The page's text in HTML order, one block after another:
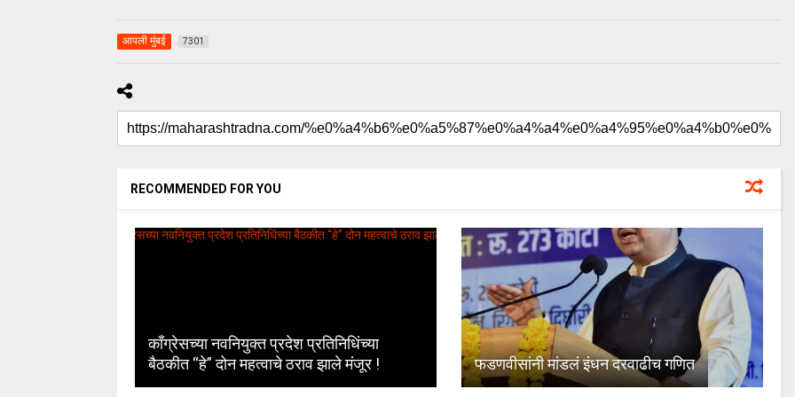
आपली मुंबई 7301
RECOMMENDED FOR YOU
काँग्रेसच्या नवनियुक्त प्रदेश प्रतिनिधिंच्या
बैठकीत “हे” दोन महत्वाचे ठराव झाले मंजूर !
फडणवीसांनी मांडलं इंधन दरवाढीच गणित
धाराशिव : निवडणुकीच्या कामात
हलगर्जीपणा; कर्मचारी वर्गात खळबळ
August 20, 2024
केल्यानंतर आता मनोज जारांगे-पाटील
या समाजाच्या आरक्षणासाठी लढणार
uday dahale August 20, 2024
मराठा आरक्षणाचा लढा उभा
केल्यानंतर आता मनोज जारांगे-पाटील
या समाजाच्या आरक्षणासाठी लढणार